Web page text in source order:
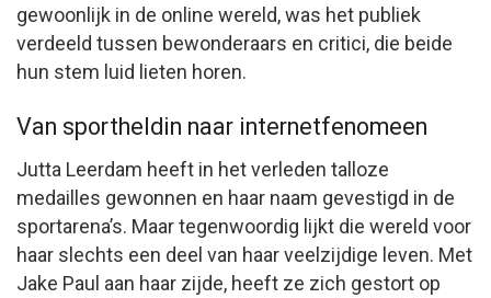
gewoonlijk in de online wereld, was het publiek
verdeeld tussen bewonderaars en critici, die beide
hun stem luid lieten horen.
Van sportheldin naar internetfenomeen
Jutta Leerdam heeft in het verleden talloze
medailles gewonnen en haar naam gevestigd in de
sportarena’s. Maar tegenwoordig lijkt die wereld voor
haar slechts een deel van haar veelzijdige leven. Met
Jake Paul aan haar zijde, heeft ze zich gestort op